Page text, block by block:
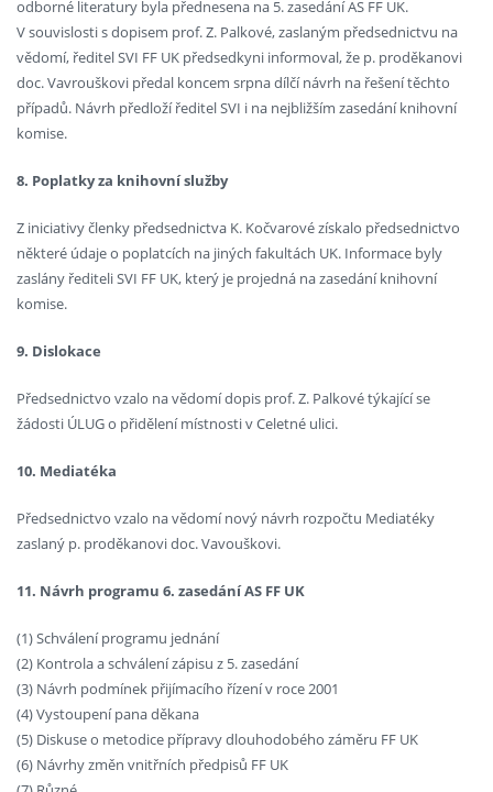
odborné literatury byla přednesena na 5. zasedání AS FF UK.
V souvislosti s dopisem prof. Z. Palkové, zaslaným předsednictvu na
vědomí, ředitel SVI FF UK předsedkyni informoval, že p. proděkanovi
doc. Vavrouškovi předal koncem srpna dílčí návrh na řešení těchto
případů. Návrh předloží ředitel SVI i na nejbližším zasedání knihovní
komise.
8. Poplatky za knihovní služby
Z iniciativy členky předsednictva K. Kočvarové získalo předsednictvo
některé údaje o poplatcích na jiných fakultách UK. Informace byly
zaslány řediteli SVI FF UK, který je projedná na zasedání knihovní
komise.
9. Dislokace
Předsednictvo vzalo na vědomí dopis prof. Z. Palkové týkající se
žádosti ÚLUG o přidělení místnosti v Celetné ulici.
10. Mediatéka
Předsednictvo vzalo na vědomí nový návrh rozpočtu Mediatéky
zaslaný p. proděkanovi doc. Vavouškovi.
11. Návrh programu 6. zasedání AS FF UK
(1) Schválení programu jednání
(2) Kontrola a schválení zápisu z 5. zasedání
(3) Návrh podmínek přijímacího řízení v roce 2001
(4) Vystoupení pana děkana
(5) Diskuse o metodice přípravy dlouhodobého záměru FF UK
(6) Návrhy změn vnitřních předpisů FF UK